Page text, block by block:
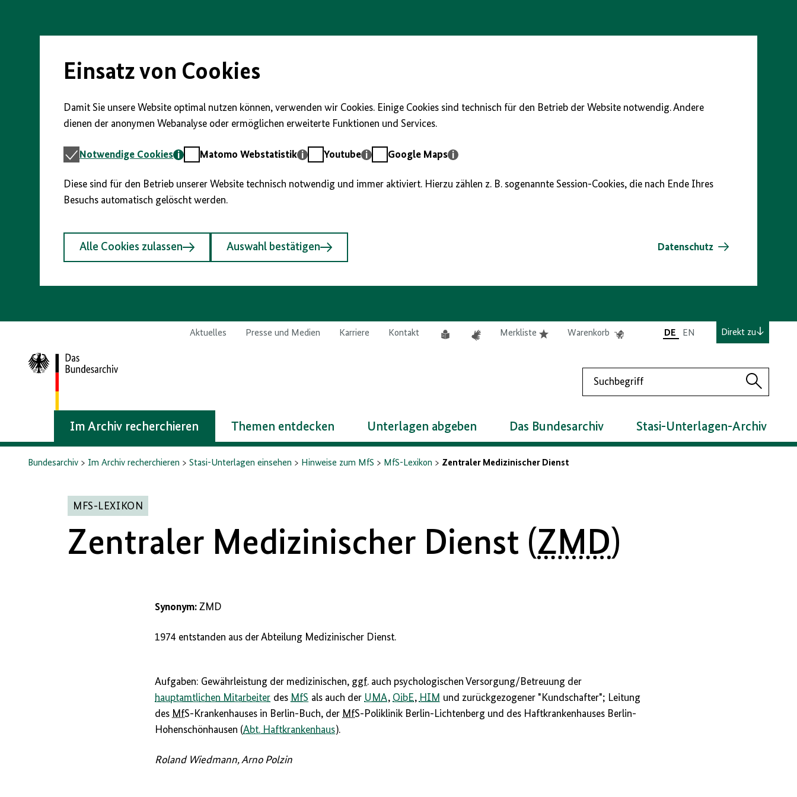
Seiteninhalt
Einsatz von Cookies
Damit Sie unsere Website optimal nutzen können, verwenden wir Cookies. Einige Cookies sind technisch für den Betrieb der Website notwendig. Andere
dienen der anonymen Webanalyse oder ermöglichen erweiterte Funktionen und Services.
Notwendige
Notwendige Cookies
MatomoMatomo Webstatistik YoutubeYoutube
GoogleGoogle Maps
Diese sind für den Betrieb unserer Website technisch notwendig und immer aktiviert. Hierzu zählen z. B. sogenannte Session-Cookies, die nach Ende Ihres
Besuchs automatisch gelöscht werden.
Alle Cookies zulassen Auswahl bestätigen Datenschutz
Aktuelles Presse und Medien Karriere Kontakt
Leichte
Gebärdensprache
Merkliste
ElementeWarenkorb
Elemente
Warenkorb
DE EN Direkt zu
Zur
Startseite
Suchen
Im Archiv recherchieren Themen entdecken Unterlagen abgeben Das Bundesarchiv Stasi-Unterlagen-Archiv
Bundesarchiv Im Archiv recherchieren Stasi-Unterlagen einsehen Hinweise zum MfS MfS-Lexikon Zentraler Medizinischer Dienst
MFS-LEXIKON
Zentraler Medizinischer Dienst (ZMD)
Synonym: ZMD
1974 entstanden aus der Abteilung Medizinischer Dienst.
Aufgaben: Gewährleistung der medizinischen, ggf. auch psychologischen Versorgung/Betreuung der
hauptamtlichen Mitarbeiter des MfS als auch der UMA, OibE, HIM und zurückgezogener "Kundschafter"; Leitung
des MfS-Krankenhauses in Berlin-Buch, der MfS-Poliklinik Berlin-Lichtenberg und des Haftkrankenhauses Berlin-
Hohenschönhausen (Abt. Haftkrankenhaus).
Roland Wiedmann, Arno Polzin